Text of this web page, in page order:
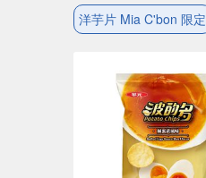
洋芋片 Mia C'bon 限定